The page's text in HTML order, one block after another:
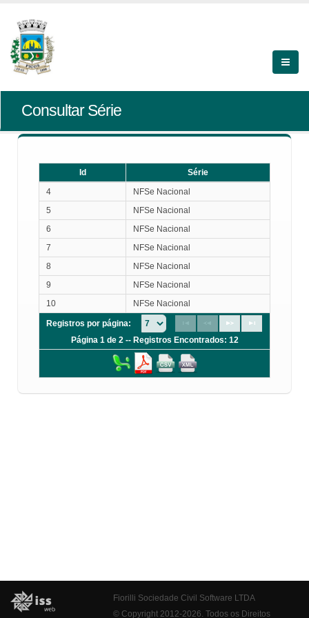
Consultar Série
Id
Série
Série
4
NFSe Nacional
5
NFSe Nacional
6
NFSe Nacional
7
NFSe Nacional
8
NFSe Nacional
9
NFSe Nacional
10
NFSe Nacional
Registros por página:
Página 1 de 2 -- Registros Encontrados: 12
Fiorilli Sociedade Civil Software LTDA
© Copyright 2012-2026. Todos os Direitos